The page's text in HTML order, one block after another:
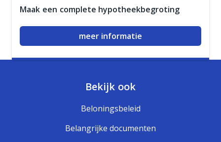
Maak een complete hypotheekbegroting
meer informatie
Bekijk ook
Beloningsbeleid
Belangrijke documenten